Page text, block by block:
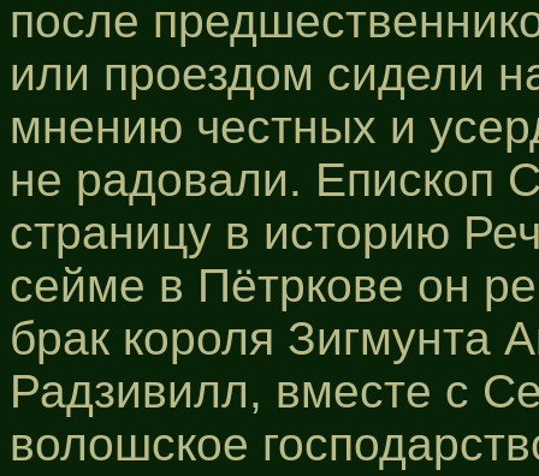
после
или проездом сидели
мнению честных и
не радовали. Епископ
страницу в историю
сейме в Пётркове он
брак короля Зигмунта
Радзивилл, вместе с
волошское